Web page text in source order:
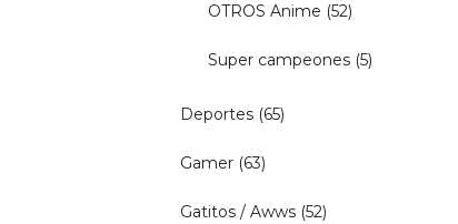
OTROS Anime (52)
Super campeones (5)
Deportes (65)
Gamer (63)
Gatitos / Awws (52)